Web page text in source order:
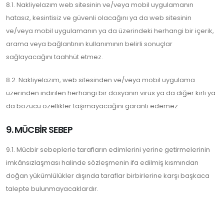
8.1. Nakliyelazım web sitesinin ve/veya mobil uygulamanın
hatasız, kesintisiz ve güvenli olacağını ya da web sitesinin
ve/veya mobil uygulamanın ya da üzerindeki herhangi bir içerik,
arama veya bağlantının kullanımının belirli sonuçlar
sağlayacağını taahhüt etmez.
8.2. Nakliyelazım, web sitesinden ve/veya mobil uygulama
üzerinden indirilen herhangi bir dosyanın virüs ya da diğer kirli ya
da bozucu özellikler taşımayacağını garanti edemez
9. MÜCBİR SEBEP
9.1. Mücbir sebeplerle tarafların edimlerini yerine getirmelerinin
imkânsızlaşması halinde sözleşmenin ifa edilmiş kısmından
doğan yükümlülükler dışında taraflar birbirlerine karşı başkaca
talepte bulunmayacaklardır.